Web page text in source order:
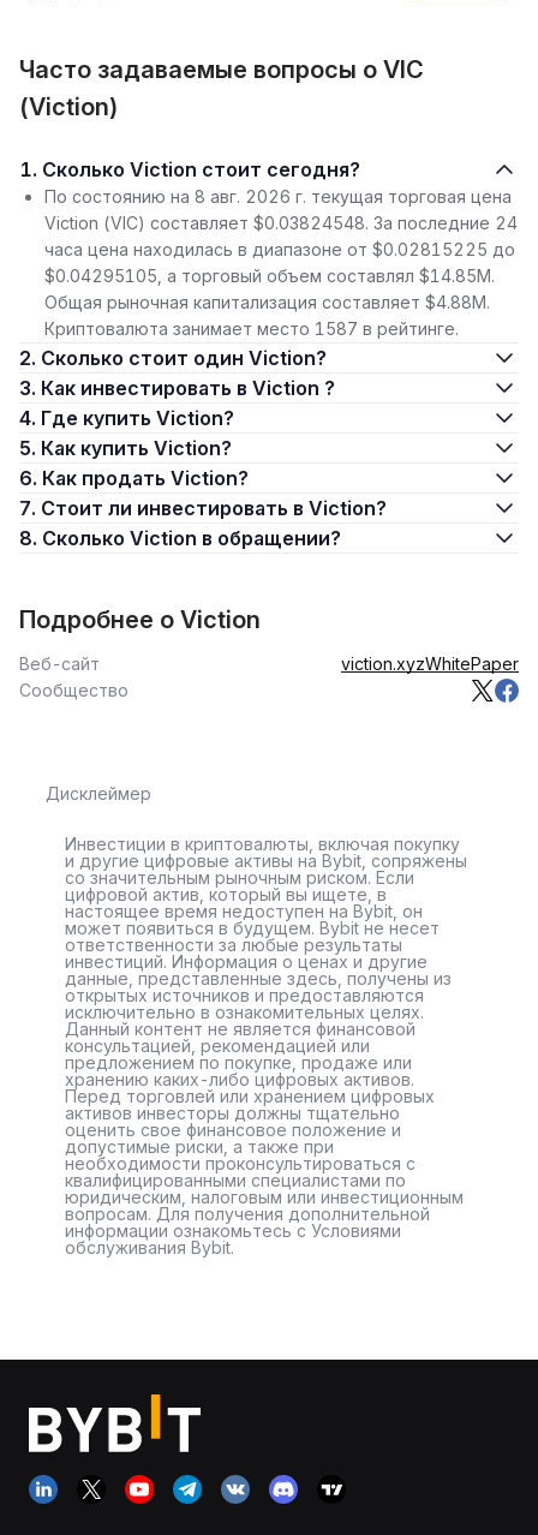
Часто задаваемые вопросы о VIC
(Viction)
1. Сколько Viction стоит сегодня?
По состоянию на 8 авг. 2026 г. текущая торговая цена
Viction (VIC) составляет $0.03824548. За последние 24
часа цена находилась в диапазоне от $0.02815225 до
$0.04295105, а торговый объем составлял $14.85M.
Общая рыночная капитализация составляет $4.88M.
Криптовалюта занимает место 1587 в рейтинге.
2. Сколько стоит один Viction?
3. Как инвестировать в Viction ?
4. Где купить Viction?
5. Как купить Viction?
6. Как продать Viction?
7. Стоит ли инвестировать в Viction?
8. Сколько Viction в обращении?
Подробнее о Viction
Веб-сайт viction.xyzWhitePaper
Сообщество
Дисклеймер
Инвестиции в криптовалюты, включая покупку
и другие цифровые активы на Bybit, сопряжены
со значительным рыночным риском. Если
цифровой актив, который вы ищете, в
настоящее время недоступен на Bybit, он
может появиться в будущем. Bybit не несет
ответственности за любые результаты
инвестиций. Информация о ценах и другие
данные, представленные здесь, получены из
открытых источников и предоставляются
исключительно в ознакомительных целях.
Данный контент не является финансовой
консультацией, рекомендацией или
предложением по покупке, продаже или
хранению каких-либо цифровых активов.
Перед торговлей или хранением цифровых
активов инвесторы должны тщательно
оценить свое финансовое положение и
допустимые риски, а также при
необходимости проконсультироваться с
квалифицированными специалистами по
юридическим, налоговым или инвестиционным
вопросам. Для получения дополнительной
информации ознакомьтесь с Условиями
обслуживания Bybit.